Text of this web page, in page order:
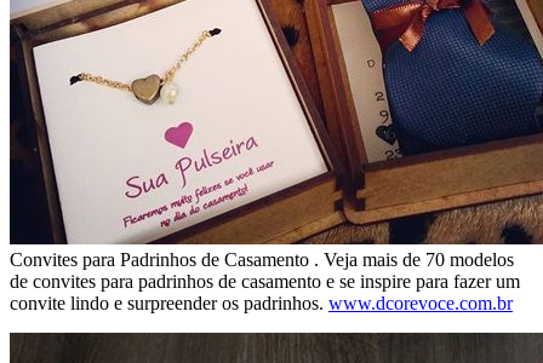
Convites para Padrinhos de Casamento . Veja mais de 70 modelos
de convites para padrinhos de casamento e se inspire para fazer um
convite lindo e surpreender os padrinhos. www.dcorevoce.com.br